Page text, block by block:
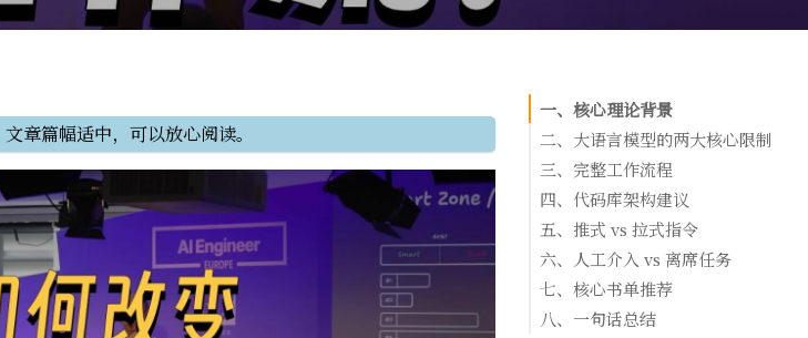
文章篇幅适中，可以放心阅读。
一、核心理论背景
二、大语言模型的两大核心限制
限制一：智能区 vs 愚钝区（Smart
mb Zone）
限制二：记忆碎片问题（Memento
m）
三、完整工作流程
Step 1：「烤问我」技能（Grill Me
Step 2：撰写 PRD（产品需求文档）
Step 3：看板式任务拆分
核心原则：垂直切片（Tracer Bullet
看板结构
Step 4：离线代理实现（AFK Agent
基础版：Ralph Loop（单次循环）
进阶版：Sandcastle（作者自研
Step 5：TDD 测试驱动开发
四、代码库架构建议
浅层模块 vs 深层模块
实践建议
五、推式 vs 拉式指令
六、人工介入 vs 离席任务
七、核心书单推荐
八、一句话总结